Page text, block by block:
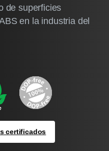
de superficies
en la industria del
certificados